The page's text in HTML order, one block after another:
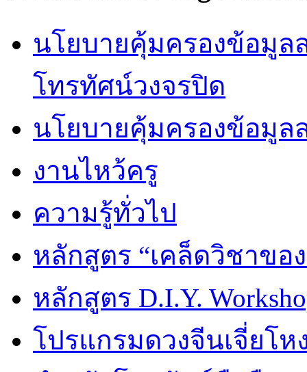
นโยบายคุ้มครองข้อมูล
โทรทัศน์วงจรปิด
นโยบายคุ้มครองข้อมูล
งานไหว้ครู
ความรู้ทั่วไป
หลักสูตร “เคล็ดวิชาขอ
หลักสูตร D.I.Y.
โปรแกรมดวงจีนเจี่ยโห